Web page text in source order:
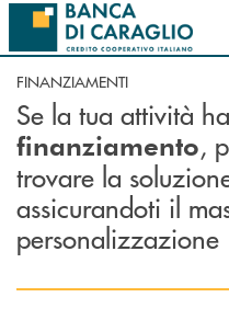
Salta al contenuto principale
FINANZIAMENTI
Se la tua attività
finanziamento,
trovare la
assicurandoti il
personalizzazione